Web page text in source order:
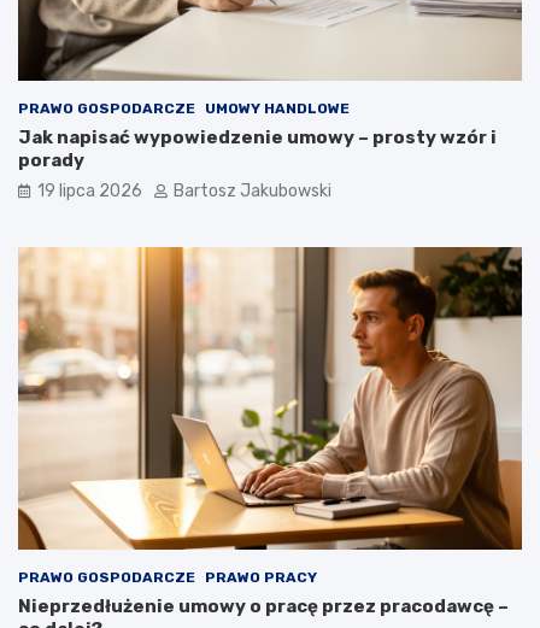
PRAWO GOSPODARCZE UMOWY HANDLOWE
Jak napisać wypowiedzenie umowy – prosty wzór i
porady
19 lipca 2026 Bartosz Jakubowski
PRAWO GOSPODARCZE PRAWO PRACY
Nieprzedłużenie umowy o pracę przez pracodawcę –